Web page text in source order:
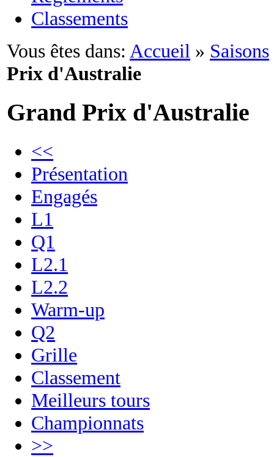
Classements
Vous êtes dans: Accueil » Saisons
Prix d'Australie
Grand Prix d'Australie
<<
Présentation
Engagés
L1
Q1
L2.1
L2.2
Warm-up
Q2
Grille
Classement
Meilleurs tours
Championnats
>>